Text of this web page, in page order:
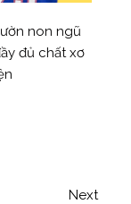
non ngũ
đủ chất xơ
Next